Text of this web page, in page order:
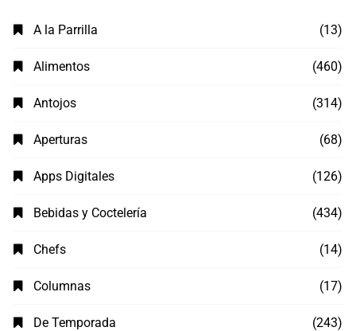
A la Parrilla (13)
Alimentos (460)
Antojos (314)
Aperturas (68)
Apps Digitales (126)
Bebidas y Coctelería (434)
Chefs (14)
Columnas (17)
De Temporada (243)